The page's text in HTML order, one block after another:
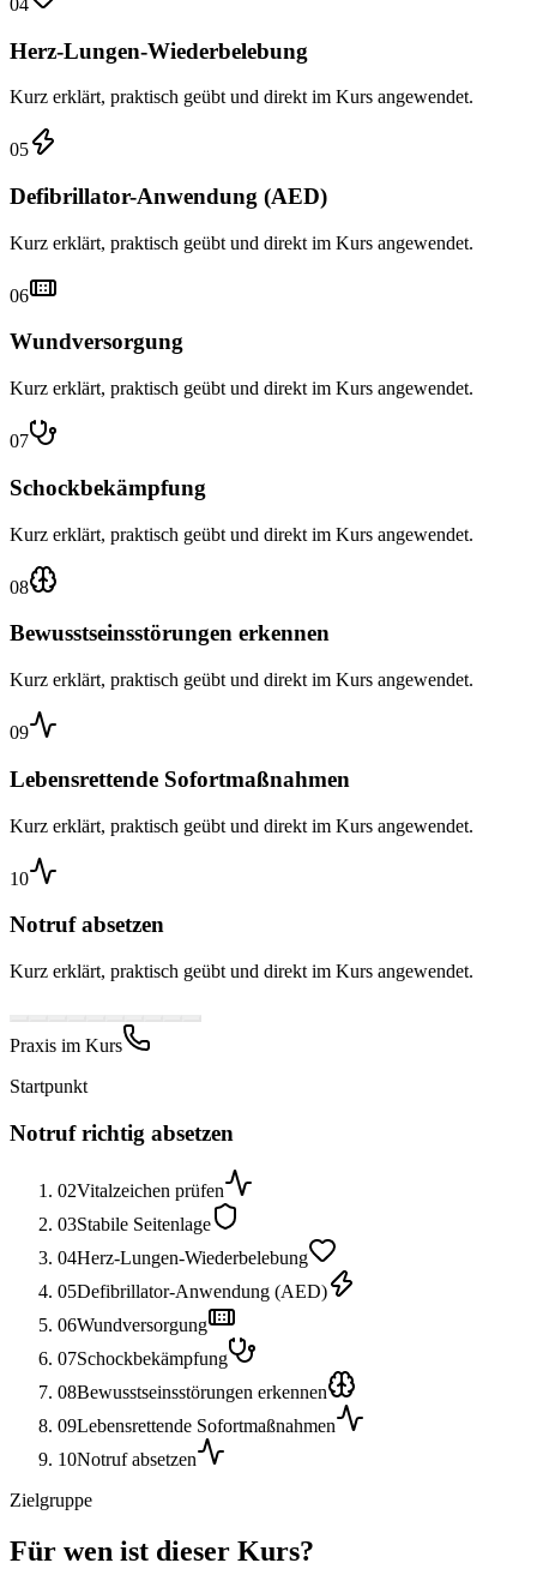
Herz-Lungen-Wiederbelebung
Kurz erklärt, praktisch geübt und direkt im Kurs angewendet.
05
Defibrillator-Anwendung (AED)
Kurz erklärt, praktisch geübt und direkt im Kurs angewendet.
06
Wundversorgung
Kurz erklärt, praktisch geübt und direkt im Kurs angewendet.
07
Schockbekämpfung
Kurz erklärt, praktisch geübt und direkt im Kurs angewendet.
08
Bewusstseinsstörungen erkennen
Kurz erklärt, praktisch geübt und direkt im Kurs angewendet.
09
Lebensrettende Sofortmaßnahmen
Kurz erklärt, praktisch geübt und direkt im Kurs angewendet.
10
Notruf absetzen
Kurz erklärt, praktisch geübt und direkt im Kurs angewendet.
Praxis im Kurs
Startpunkt
Notruf richtig absetzen
02Vitalzeichen prüfen
03Stabile Seitenlage
04Herz-Lungen-Wiederbelebung
05Defibrillator-Anwendung (AED)
06Wundversorgung
07Schockbekämpfung
08Bewusstseinsstörungen erkennen
09Lebensrettende Sofortmaßnahmen
10Notruf absetzen
Zielgruppe
Für wen ist dieser Kurs?